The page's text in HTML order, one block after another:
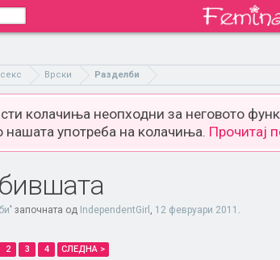
Врски Разделби
колачиња неопходни за неговото
нашата употреба на колачиња. Прочитај
' започната од IndependentGirl , 12 февруари 2011 .
2 3 4 СЛЕДНА >